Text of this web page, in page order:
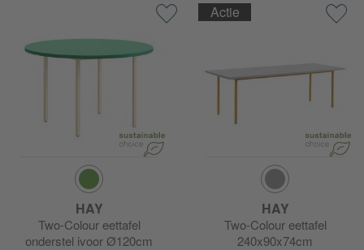
HAY
Two-Colour eettafel
onderstel ivoor Ø120cm
Actie
HAY
Two-Colour eettafel
240x90x74cm